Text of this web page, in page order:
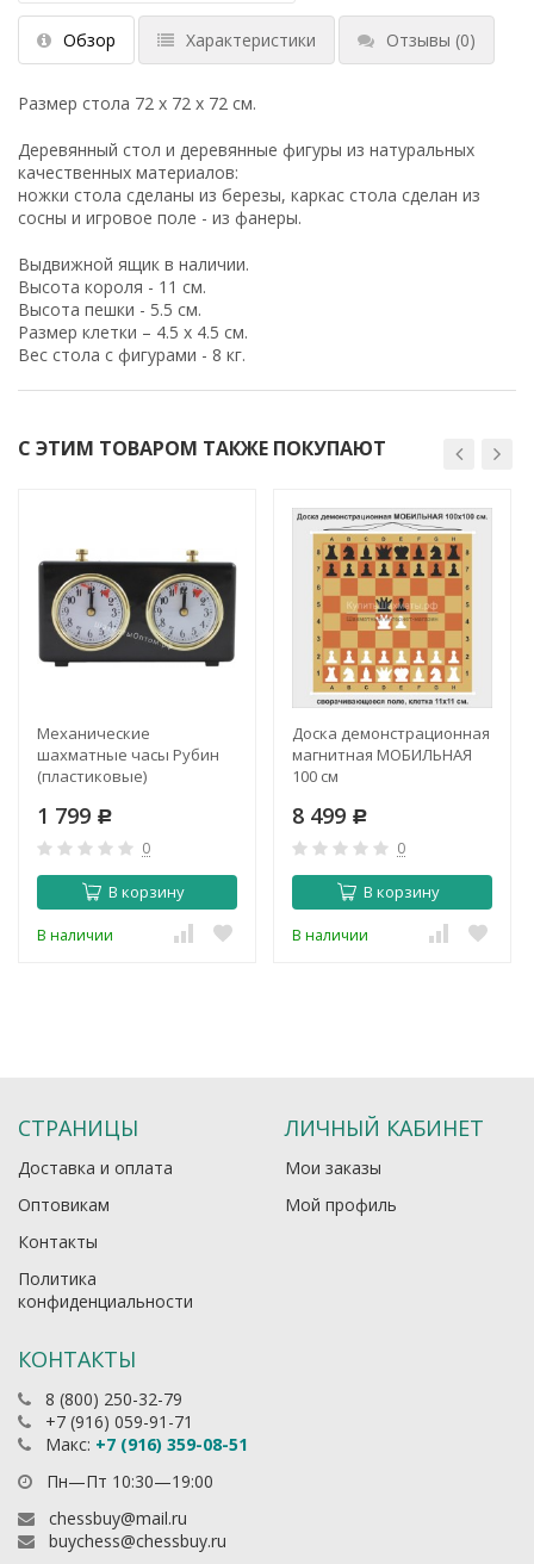
Обзор Характеристики Отзывы (0)
Размер стола 72 х 72 х 72 см.
Деревянный стол и деревянные фигуры из натуральных
качественных материалов:
ножки стола сделаны из березы, каркас стола сделан из
сосны и игровое поле - из фанеры.
Выдвижной ящик в наличии.
Высота короля - 11 см.
Высота пешки - 5.5 см.
Размер клетки – 4.5 х 4.5 см.
Вес стола с фигурами - 8 кг.
С ЭТИМ ТОВАРОМ ТАКЖЕ ПОКУПАЮТ
Механические
шахматные часы Рубин
(пластиковые)
1 799 Р
0
В корзину
В наличии
Доска демонстрационная
магнитная МОБИЛЬНАЯ
100 см
8 499 Р
0
В корзину
В наличии
СТРАНИЦЫ
Доставка и оплата
Оптовикам
Контакты
Политика
конфиденциальности
ЛИЧНЫЙ КАБИНЕТ
Мои заказы
Мой профиль
КОНТАКТЫ
8 (800) 250-32-79
+7 (916) 059-91-71
Макс: +7 (916) 359-08-51
Пн—Пт 10:30—19:00
chessbuy@mail.ru
buychess@chessbuy.ru